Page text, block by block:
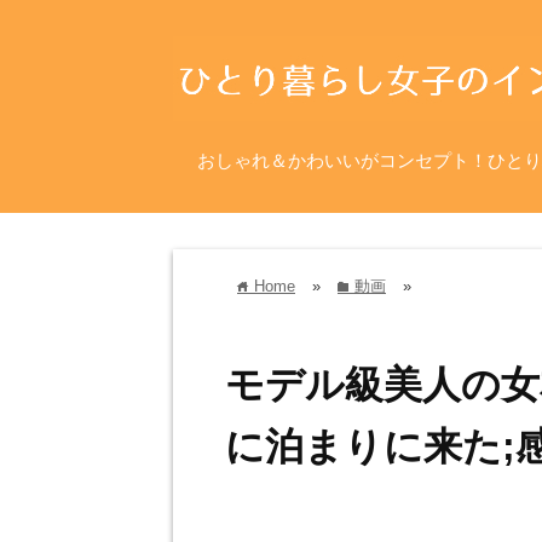
おしゃれ＆かわいいがコンセプト！ひと
home Home » folder 動画 »
モデル級美人の
に泊まりに来た;